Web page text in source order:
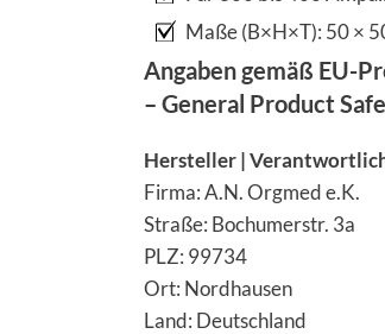
Maße (B×H×T): 50 ×
Angaben gemäß EU-
– General Product
Hersteller |
Firma: A.N. Orgmed e.K.
Straße: Bochumerstr. 3a
PLZ: 99734
Ort: Nordhausen
Land: Deutschland